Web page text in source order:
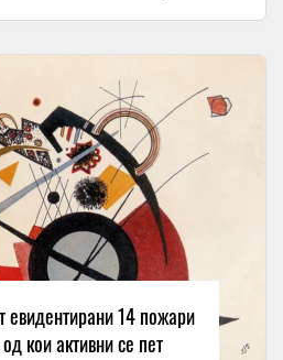
евидентирани 14 пожари
кои активни се пет